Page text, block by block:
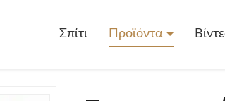
Σπίτι Προϊόντα